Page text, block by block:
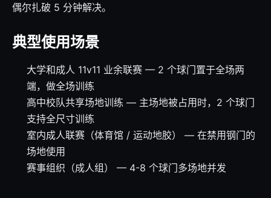
偶尔扎破 5 分钟解决。
典型使用场景
大学和成人 11v11 业余联赛 — 2 个球门置于全场两
端，做全场训练
高中校队共享场地训练 — 主场地被占用时，2 个球门
支持全尺寸训练
室内成人联赛（体育馆 / 运动地胶） — 在禁用钢门的
场地使用
赛事组织（成人组） — 4-8 个球门多场地并发